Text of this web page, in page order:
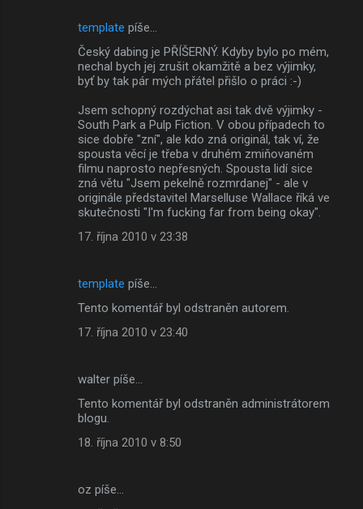
template píše…
Český dabing je PŘÍŠERNÝ. Kdyby bylo po mém,
nechal bych jej zrušit okamžitě a bez výjimky,
byť by tak pár mých přátel přišlo o práci :-)
Jsem schopný rozdýchat asi tak dvě výjimky -
South Park a Pulp Fiction. V obou případech to
sice dobře "zní", ale kdo zná originál, tak ví, že
spousta věcí je třeba v druhém zmiňovaném
filmu naprosto nepřesných. Spousta lidí sice
zná větu "Jsem pekelně rozmrdanej" - ale v
originále představitel Marselluse Wallace říká ve
skutečnosti "I'm fucking far from being okay".
17. října 2010 v 23:38
template píše…
Tento komentář byl odstraněn autorem.
17. října 2010 v 23:40
walter píše…
Tento komentář byl odstraněn administrátorem
blogu.
18. října 2010 v 8:50
oz píše…